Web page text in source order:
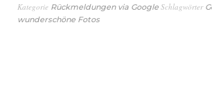
Kategorie Rückmeldungen via Google Schlagwörter
wunderschöne Fotos